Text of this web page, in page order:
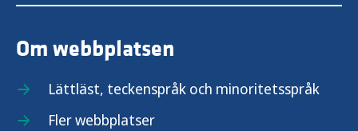
Om webbplatsen
Lättläst, teckenspråk och minoritetsspråk
Fler webbplatser